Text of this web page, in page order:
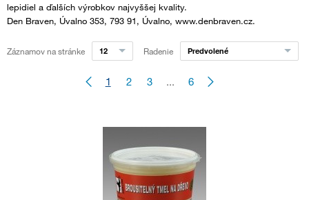
lepidiel a ďalších výrobkov najvyššej kvality.
Den Braven, Úvalno 353, 793 91, Úvalno, www.denbraven.cz.
Záznamov na stránke 12 Radenie Predvolené
1 2 3 ... 6